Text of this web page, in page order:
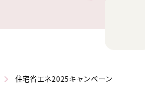
住宅省エネ2025キャンペーン